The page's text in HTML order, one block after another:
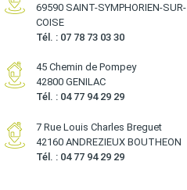
69590 SAINT-SYMPHORIEN-SUR-
COISE
Tél. : 07 78 73 03 30
45 Chemin de Pompey
42800 GENILAC
Tél. : 04 77 94 29 29
7 Rue Louis Charles Breguet
42160 ANDREZIEUX BOUTHEON
Tél. : 04 77 94 29 29